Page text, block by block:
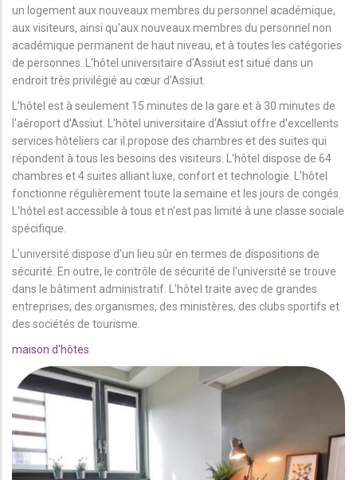
un logement aux nouveaux membres du personnel académique,
aux visiteurs, ainsi qu'aux nouveaux membres du personnel non
académique permanent de haut niveau, et à toutes les catégories
de personnes. L'hôtel universitaire d'Assiut est situé dans un
endroit très privilégié au cœur d'Assiut.
L’hôtel est à seulement 15 minutes de la gare et à 30 minutes de
l'aéroport d'Assiut. L'hôtel universitaire d'Assiut offre d'excellents
services hôteliers car il propose des chambres et des suites qui
répondent à tous les besoins des visiteurs. L'hôtel dispose de 64
chambres et 4 suites alliant luxe, confort et technologie. L'hôtel
fonctionne régulièrement toute la semaine et les jours de congés.
L'hôtel est accessible à tous et n'est pas limité à une classe sociale
spécifique.
L'université dispose d'un lieu sûr en termes de dispositions de
sécurité. En outre, le contrôle de sécurité de l'université se trouve
dans le bâtiment administratif. L'hôtel traite avec de grandes
entreprises, des organismes, des ministères, des clubs sportifs et
des sociétés de tourisme.
maison d'hôtes